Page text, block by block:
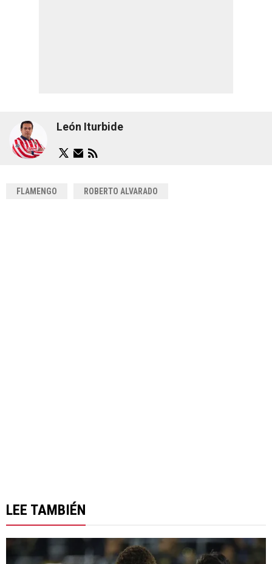
León Iturbide
FLAMENGO ROBERTO ALVARADO
LEE TAMBIÉN